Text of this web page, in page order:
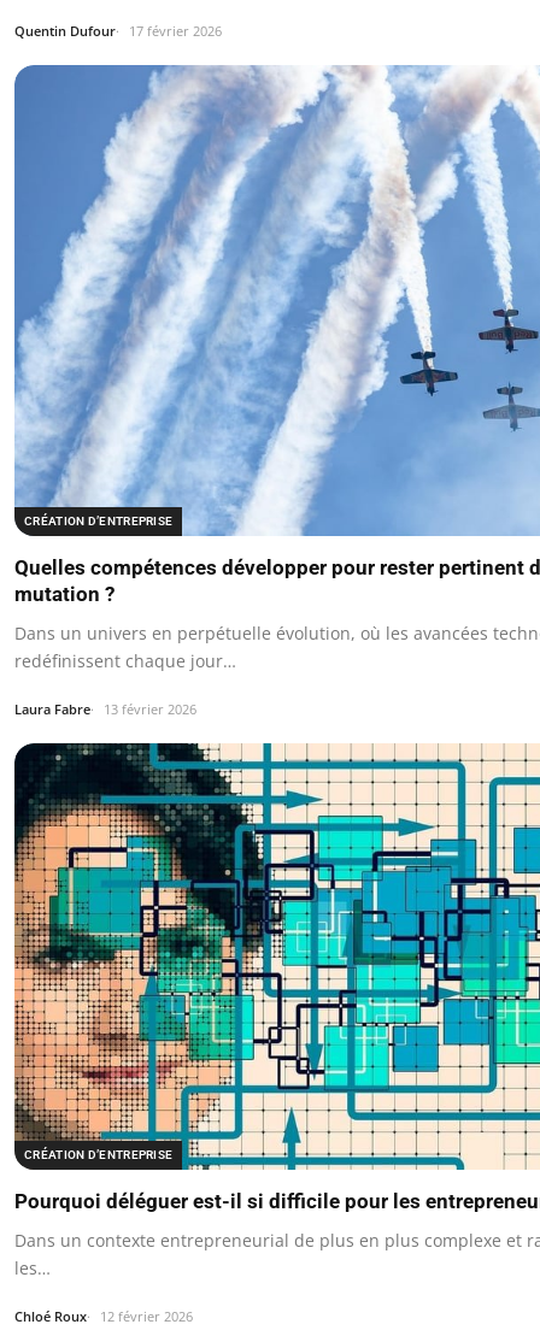
Quentin Dufour 17 février 2026
CRÉATION D’ENTREPRISE
Quelles compétences développer pour rester pertinent
mutation ?
Dans un univers en perpétuelle évolution, où les avancées
redéfinissent chaque jour…
Laura Fabre 13 février 2026
CRÉATION D’ENTREPRISE
Pourquoi déléguer est-il si difficile pour les
Dans un contexte entrepreneurial de plus en plus complexe et
les…
Chloé Roux 12 février 2026